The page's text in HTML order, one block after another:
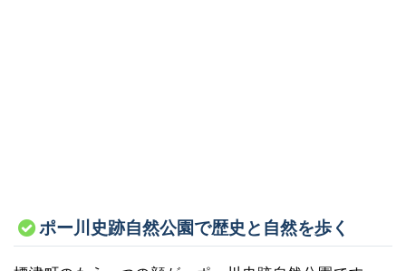
ポー川史跡自然公園で歴史と自然を歩く